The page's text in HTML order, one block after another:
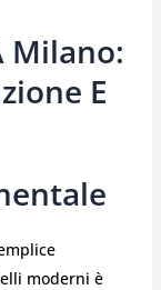
Milano:
E
moderni è